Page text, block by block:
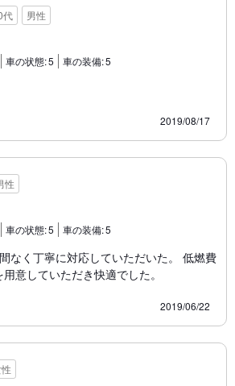
代 男性
車の状態:5 車の装備:5
2019/08/17
性
車の状態:5 車の装備:5
なく丁寧に対応していただいた。 低燃費
意していただき快適でした。
2019/06/22